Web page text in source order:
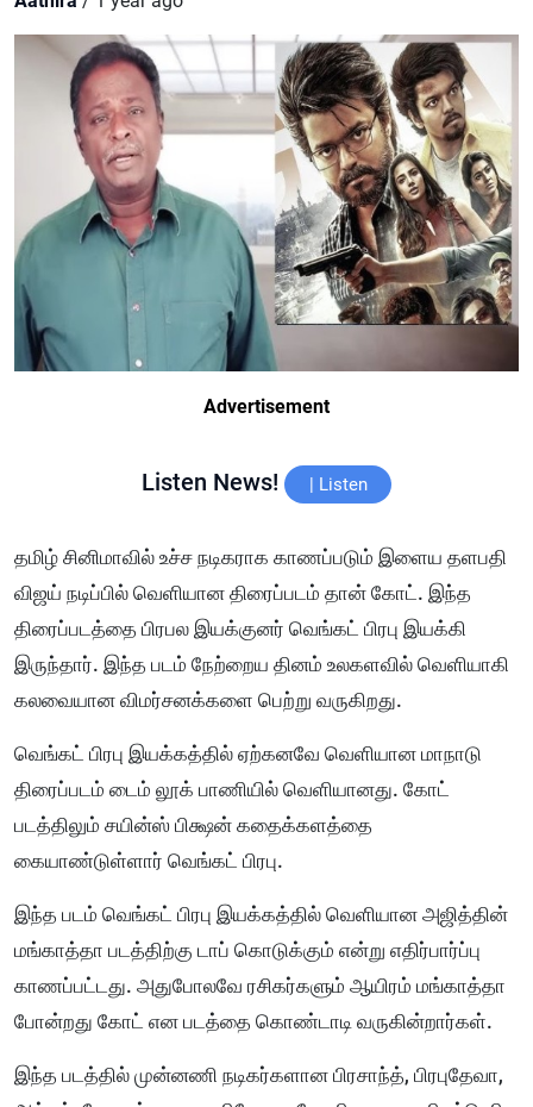
Advertisement
Listen News! | Listen
தமிழ் சினிமாவில் உச்ச நடிகராக காணப்படும் இளைய தளபதி
விஜய் நடிப்பில் வெளியான திரைப்படம் தான் கோட். இந்த
திரைப்படத்தை பிரபல இயக்குனர் வெங்கட் பிரபு இயக்கி
இருந்தார். இந்த படம் நேற்றைய தினம் உலகளவில் வெளியாகி
கலவையான விமர்சனக்களை பெற்று வருகிறது.
வெங்கட் பிரபு இயக்கத்தில் ஏற்கனவே வெளியான மாநாடு
திரைப்படம் டைம் லூக் பாணியில் வெளியானது. கோட்
படத்திலும் சயின்ஸ் பிக்ஷன் கதைக்களத்தை
கையாண்டுள்ளார் வெங்கட் பிரபு.
இந்த படம் வெங்கட் பிரபு இயக்கத்தில் வெளியான அஜித்தின்
மங்காத்தா படத்திற்கு டாப் கொடுக்கும் என்று எதிர்பார்ப்பு
காணப்பட்டது. அதுபோலவே ரசிகர்களும் ஆயிரம் மங்காத்தா
போன்றது கோட் என படத்தை கொண்டாடி வருகின்றார்கள்.
இந்த படத்தில் முன்னணி நடிகர்களான பிரசாந்த், பிரபுதேவா,